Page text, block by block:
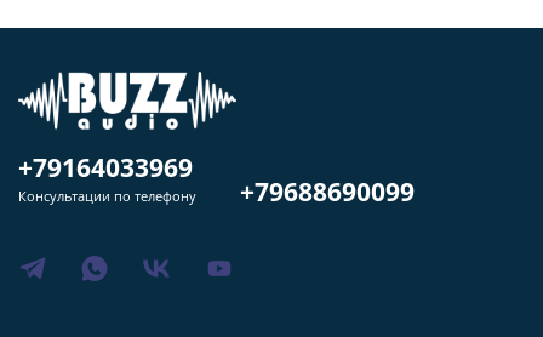
+79164033969
Консультации по телефону +79688690099